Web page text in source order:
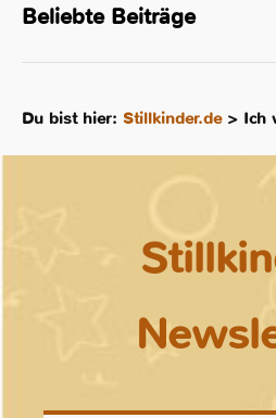
Beliebte Beiträge
Du bist hier: Stillkinder.de> Ich